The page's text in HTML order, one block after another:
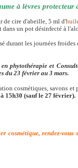
à lèvres
de cire d'abeille, 5 ml d'
dans un pot désinfecté à
durant les journées froides
en phytothérapie et
du 23 février au 3 mars.
cosmétiques, savons
15h30 (sauf le 27 février).
cosmétique, rendez-vous